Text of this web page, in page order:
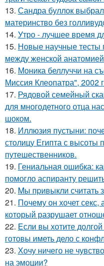
13. Сандра буллок
материнство без
14. Утро - лучшее время
15. Новые научные тесты
между женской
16. Моника беллуччи на
Миссия Клеопатра", 2002
17. Рядовой семейный
для многодетного отца
шоком.
18. Иллюзия пустыни:
столицу Египта с высоты
путешественников.
19. Гениальная ошибка:
помогло аспиранту
20. Mы пpивыкли считать
21. Почему он хочет секс,
который разрушает
22. Eсли вы хотите
готовы иметь дело с
23. Хочу ничего не
на эмоции?